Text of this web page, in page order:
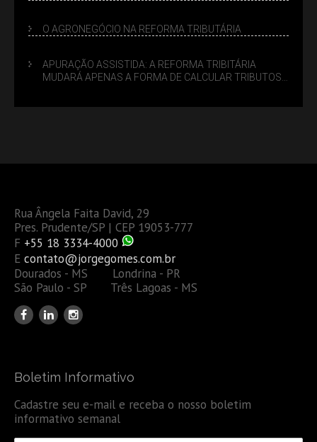
O AGRONEGÓCIO NA REFORMA TRIBUTÁRIA
APURAÇÃO ASSISTIDA: A REFORMA TRIBITÁRIA
MUDARÁ APENAS A FORMA DE CALCULAR TRIBUTOS
Rua Ângela Faita David, 29
Pres. Prudente/SP | CEP 19053-777
F +55 18 3334-4000
E contato@jorgegomes.com.br
Dourados - MS Londrina - PR
São Paulo - SP Três Lagoas - MS
Boletim Informativo
Cadastre seu e-mail e receba o nosso boletim
informativo semanal